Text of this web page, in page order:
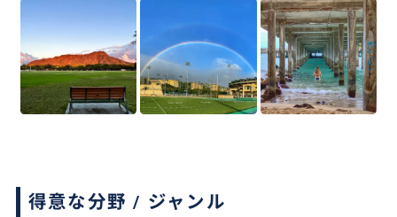
得意な分野 / ジャンル